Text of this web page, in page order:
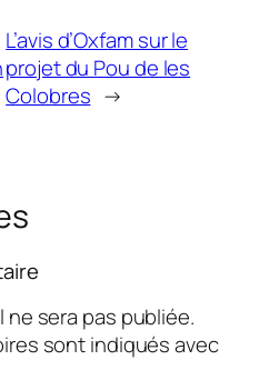
L’avis d’Oxfam sur le
projet du Pou de les
Colobres →
sera pas publiée.
sont indiqués avec